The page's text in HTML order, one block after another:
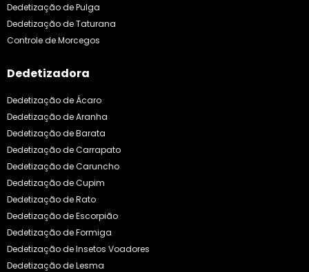
Dedetização de Pulga
Dedetização de Taturana
Controle de Morcegos
Dedetizadora
Dedetização de Ácaro
Dedetização de Aranha
Dedetização de Barata
Dedetização de Carrapato
Dedetização de Caruncho
Dedetização de Cupim
Dedetização de Rato
Dedetização de Escorpião
Dedetização de Formiga
Dedetização de Insetos Voadores
Dedetização de Lesma